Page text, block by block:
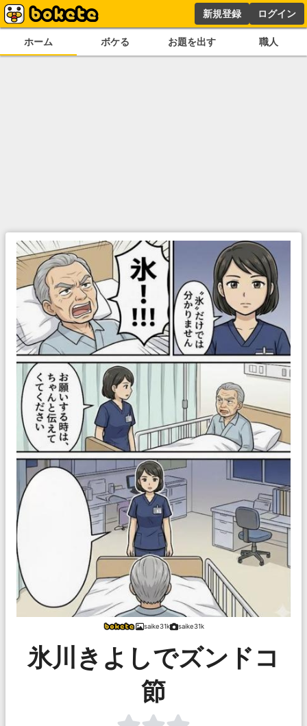
新規登録 ログイン
ホーム ボケる お題を出す 職人
saike31k saike31k
氷川きよしでズンドコ
節